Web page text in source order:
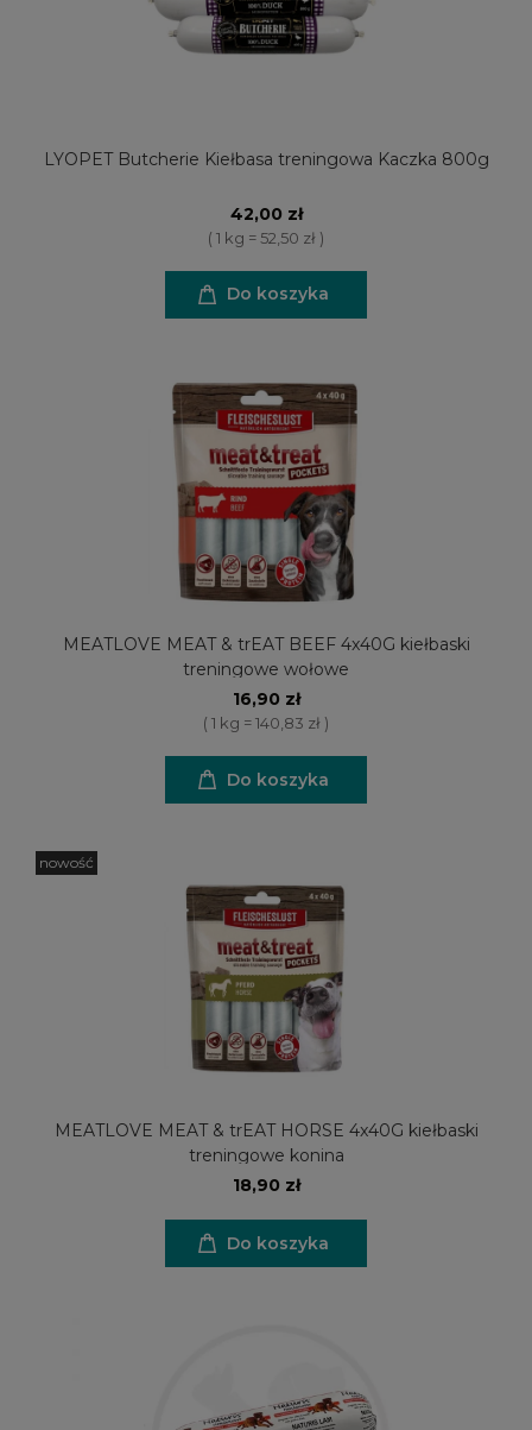
LYOPET Butcherie Kiełbasa treningowa Kaczka 800g
42,00 zł
( 1 kg = 52,50 zł )
Do koszyka
MEATLOVE MEAT & trEAT BEEF 4x40G kiełbaski
treningowe wołowe
16,90 zł
( 1 kg = 140,83 zł )
Do koszyka
MEATLOVE MEAT & trEAT HORSE 4x40G kiełbaski
treningowe konina
18,90 zł
Do koszyka
nowość